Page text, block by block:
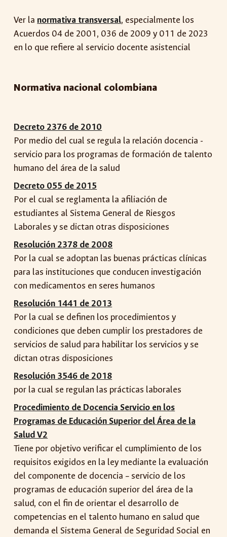
Ver la normativa transversal, especialmente los
Acuerdos 04 de 2001, 036 de 2009 y 011 de 2023
en lo que refiere al servicio docente asistencial
Normativa nacional colombiana
Decreto 2376 de 2010
Por medio del cual se regula la relación docencia -
servicio para los programas de formación de talento
humano del área de la salud
Decreto 055 de 2015
Por el cual se reglamenta la afiliación de
estudiantes al Sistema General de Riesgos
Laborales y se dictan otras disposiciones
Resolución 2378 de 2008
Por la cual se adoptan las buenas prácticas clínicas
para las instituciones que conducen investigación
con medicamentos en seres humanos
Resolución 1441 de 2013
Por la cual se definen los procedimientos y
condiciones que deben cumplir los prestadores de
servicios de salud para habilitar los servicios y se
dictan otras disposiciones
Resolución 3546 de 2018
por la cual se regulan las prácticas laborales
Procedimiento de Docencia Servicio en los
Programas de Educación Superior del Área de la
Salud V2
Tiene por objetivo verificar el cumplimiento de los
requisitos exigidos en la ley mediante la evaluación
del componente de docencia – servicio de los
programas de educación superior del área de la
salud, con el fin de orientar el desarrollo de
competencias en el talento humano en salud que
demanda el Sistema General de Seguridad Social en